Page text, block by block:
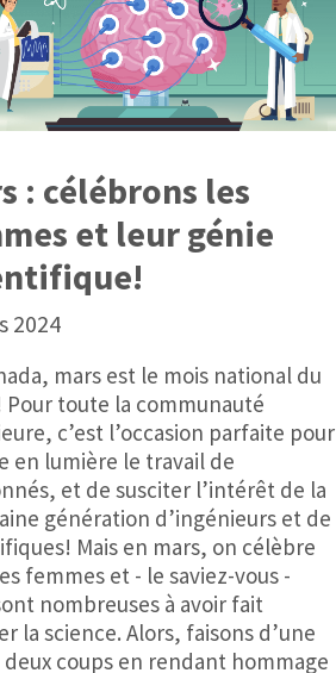
: célébrons les
et leur génie
2024
mars est le mois national du
Pour toute la communauté
c’est l’occasion parfaite pour
en lumière le travail de
et de susciter l’intérêt de la
génération d’ingénieurs et de
Mais en mars, on célèbre
femmes et - le saviez-vous -
nombreuses à avoir fait
la science. Alors, faisons d’une
coups en rendant hommage